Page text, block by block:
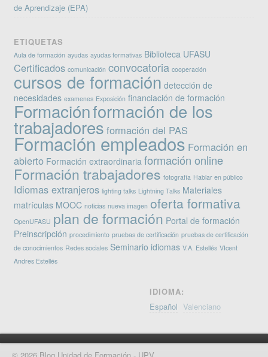
de Aprendizaje (EPA)
ETIQUETAS
Aula de formación ayudas ayudas formativas Biblioteca UFASU
Certificados comunicación convocatoria cooperación
cursos de formación detección de
necesidades examenes Exposición financiación de formación
Formaciónformación de los
trabajadores formación del PAS
Formación empleados Formación en
abierto Formación extraordinaria formación online
Formación trabajadores fotografía Hablar en público
Idiomas extranjeros lighting talks Lightning Talks Materiales
matrículas MOOC noticias nueva imagen oferta formativa
OpenUFASU plan de formación Portal de formación
Preinscripción procedimiento pruebas de certificación pruebas de certificación
de conocimientos Redes sociales Seminario idiomas V.A. Estellés VIcent
Andres Estellés
IDIOMA:
Español Valenciano
© 2026 Blog Unidad de Formación - UPV